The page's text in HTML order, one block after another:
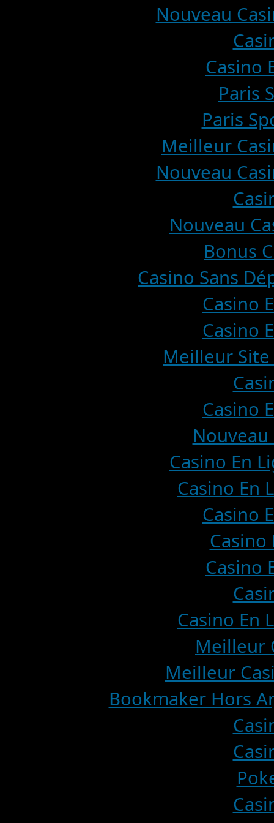
Nouveau
Casino
Paris
Paris
Meilleur
Nouveau
Nouveau
Bonus
Casino Sans
Casino
Casino
Meilleur Site
Casino
Nouveau
Casino En
Casino En
Casino
Casino
Casino
Casino En
Meilleur
Meilleur
Bookmaker Hors